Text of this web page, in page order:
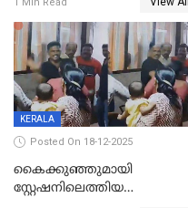
നടുക്കുന്ന സംഭവം
വാളയാറിൽ
KERALA
Posted On 18-12-2025
കൈക്കുഞ്ഞുമായി
സ്റ്റേഷനിലെത്തിയ